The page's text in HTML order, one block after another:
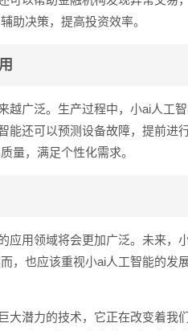
助决策，提高投资效率。
越广泛。生产过程中，小ai人工
能还可以预测设备故障，提前进
量，满足个性化需求。
应用领域将会更加广泛。未来，
，也应该重视小ai人工智能的发
大潜力的技术，它正在改变着我